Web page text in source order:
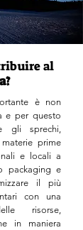
al
è non
e per questo
gli sprechi,
prime
e locali a
packaging e
il più
con una
risorse,
in maniera